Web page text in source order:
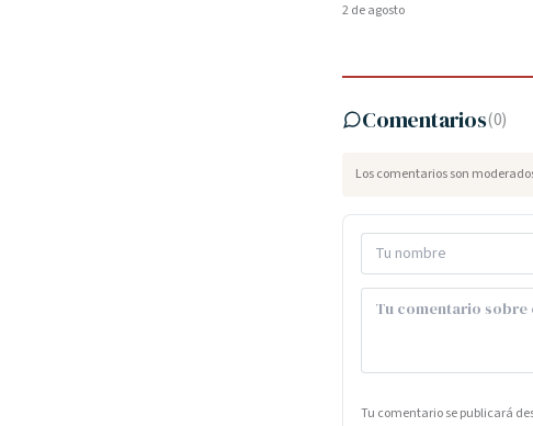
2 de agosto
Comentarios(0)
Los comentarios son
Tu comentario se publicará